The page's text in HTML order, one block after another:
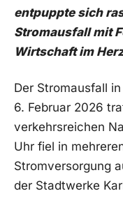
entpuppte sich
Stromausfall mit
Wirtschaft im
Der Stromausfall
6. Februar 2026
verkehrsreichen
Uhr fiel in
Stromversorgung
der Stadtwerke